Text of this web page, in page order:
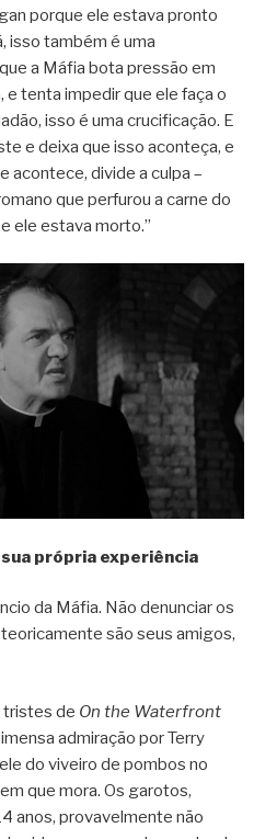
porque ele estava pronto
isso também é uma
a Máfia bota pressão em
e tenta impedir que ele faça o
isso é uma crucificação. E
e deixa que isso aconteça, e
acontece, divide a culpa –
que perfurou a carne do
ele estava morto.”
própria experiência
da Máfia. Não denunciar os
são seus amigos,
tristes de On the Waterfront
admiração por Terry
do viveiro de pombos no
que mora. Os garotos,
anos, provavelmente não